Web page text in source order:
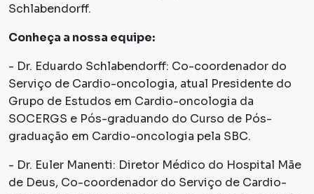
Schlabendorff.
Conheça a nossa equipe:
- Dr. Eduardo Schlabendorff: Co-coordenador do
Serviço de Cardio-oncologia, atual Presidente do
Grupo de Estudos em Cardio-oncologia da
SOCERGS e Pós-graduando do Curso de Pós-
graduação em Cardio-oncologia pela SBC.
- Dr. Euler Manenti: Diretor Médico do Hospital Mãe
de Deus, Co-coordenador do Serviço de Cardio-